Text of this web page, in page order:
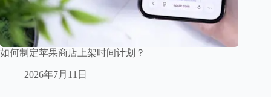
如何制定苹果商店上架时间计划？
2026年7月11日